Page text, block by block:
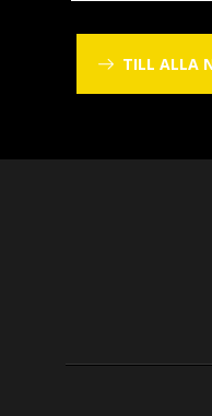
TILL ALLA